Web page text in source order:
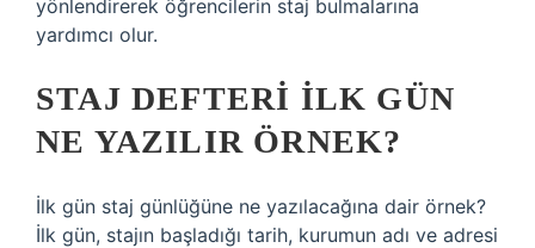
yönlendirerek öğrencilerin staj bulmalarına
yardımcı olur.
STAJ DEFTERI ILK GÜN
NE YAZILIR ÖRNEK?
İlk gün staj günlüğüne ne yazılacağına dair örnek?
İlk gün, stajın başladığı tarih, kurumun adı ve adresi